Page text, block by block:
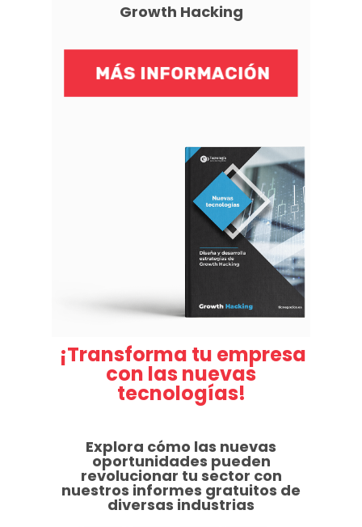
Growth Hacking
¡Transforma tu empresa
con las nuevas
tecnologías!
Explora cómo las nuevas
oportunidades pueden
revolucionar tu sector con
nuestros informes gratuitos de
diversas industrias